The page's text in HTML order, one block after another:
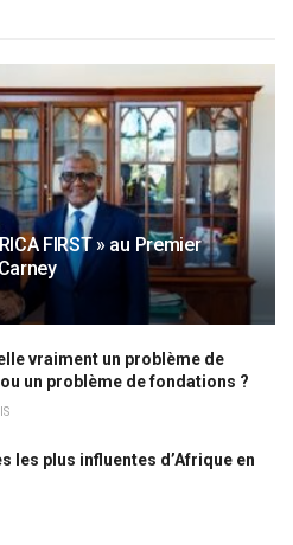
FIRST » au Premier
vraiment un problème de
un problème de fondations ?
les plus influentes d’Afrique en